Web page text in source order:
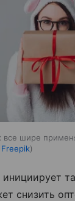
все шире
Freepik
инициирует
снизить